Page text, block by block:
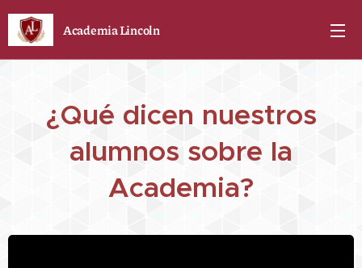
Academia Lincoln
¿Qué dicen nuestros
alumnos sobre la
Academia?